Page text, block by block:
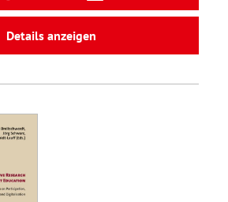
Details anzeigen